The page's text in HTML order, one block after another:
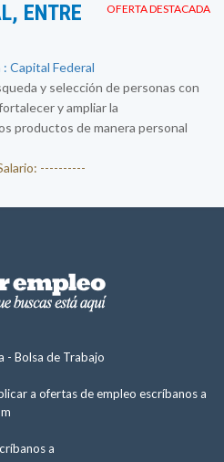
OFERTA DESTACADA
ENTRE
Capital Federal
y selección de personas con
y ampliar la
productos de manera personal
----------
- Bolsa de Trabajo
a ofertas de empleo escríbanos a
a